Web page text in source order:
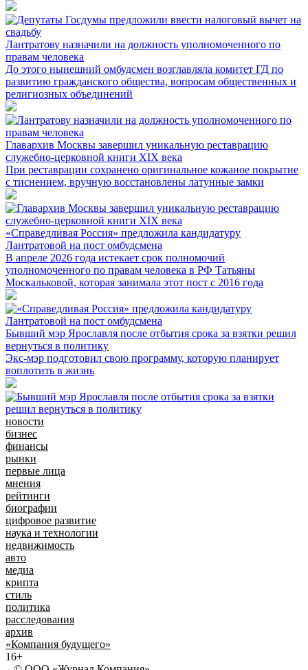
Лантратову назначили на должность уполномоченного по
правам человека
До этого нынешний омбудсмен возглавляла комитет ГД по
развитию гражданского общества, вопросам общественных и
религиозных объединений
Главархив Москвы завершил уникальную реставрацию
служебно-церковной книги XIX века
При реставрации сохранено оригинальное кожаное покрытие
с тиснением, вручную восстановлены латунные замки
«Справедливая Россия» предложила кандидатуру
Лантратовой на пост омбудсмена
В апреле 2026 года истекает срок полномочий
уполномоченного по правам человека в РФ Татьяны
Москальковой, которая занимала этот пост с 2016 года
Бывший мэр Ярославля после отбытия срока за взятки решил
вернуться в политику
Экс-мэр подготовил свою программу, которую планирует
воплотить в жизнь
новости
бизнес
финансы
рынки
первые лица
мнения
рейтинги
биографии
цифровое развитие
наука и технологии
недвижимость
авто
медиа
крипта
стиль
политика
расследования
архив
«Компания будущего»
16+